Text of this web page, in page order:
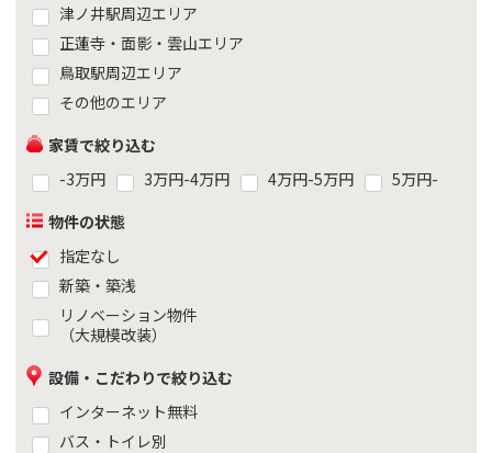
津ノ井駅周辺エリア
正蓮寺・面影・雲山エリア
鳥取駅周辺エリア
その他のエリア
家賃で絞り込む
-3万円
3万円-4万円 4万円-5万円
5万円-
物件の状態
指定なし
新築・築浅
リノベーション物件
（大規模改装）
設備・こだわりで絞り込む
インターネット無料
バス・トイレ別